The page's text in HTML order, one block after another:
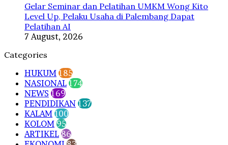
Gelar Seminar dan Pelatihan UMKM Wong Kito
Level Up, Pelaku Usaha di Palembang Dapat
Pelatihan AI
7 August, 2026
Categories
HUKUM 185
NASIONAL 174
NEWS 169
PENDIDIKAN 137
KALAM 100
KOLOM 95
ARTIKEL 86